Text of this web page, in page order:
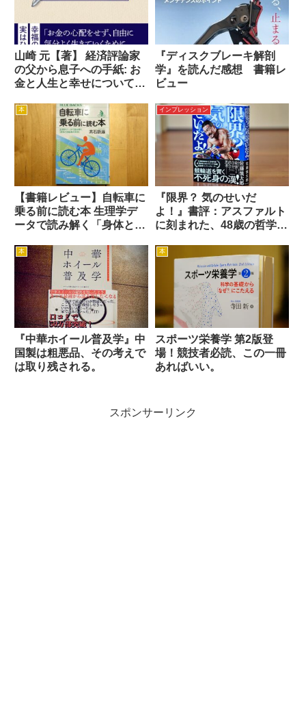
山崎 元【著】 経済評論家
の父から息子への手紙: お
金と人生と幸せについて
籍】
『ディスクブレーキ解剖
学』を読んだ感想 書籍レ
ビュー
本
【書籍レビュー】自転車に
乗る前に読む本 生理学デ
ータで読み解く「身体と自
インプレッション
『限界？ 気のせいだ
よ！』書評：アスファルト
に刻まれた、48歳の哲学者
本
『中華ホイール普及学』中
国製は粗悪品、その考えで
は取り残される。
本
スポーツ栄養学 第2版登
場！競技者必読、この一冊
あればいい。
スポンサーリンク